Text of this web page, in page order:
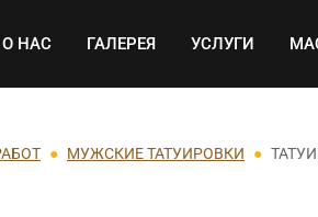
О НАС ГАЛЕРЕЯ УСЛУГИ
МУЖСКИЕ ТАТУИРОВКИ